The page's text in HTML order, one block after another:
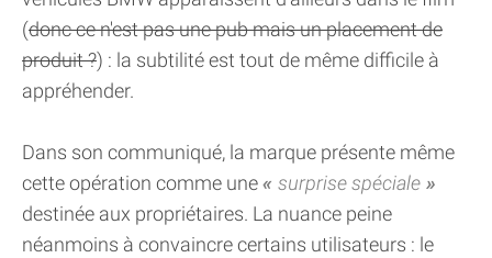
(donc ce n'est pas une pub mais un placement de
produit ?) : la subtilité est tout de même difficile à
appréhender.
Dans son communiqué, la marque présente même
cette opération comme une
surprise spéciale
destinée aux propriétaires. La nuance peine
néanmoins à convaincre certains utilisateurs : le